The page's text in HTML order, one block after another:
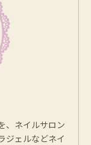
、ネイルサロン
ジェルなどネイ